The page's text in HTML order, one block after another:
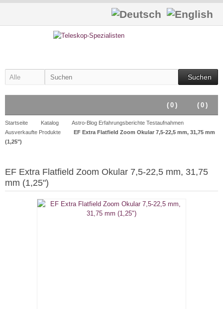
Suchen
( 0 )
( 0 )
Startseite Katalog
Astro-Blog Erfahrungsberichte Testaufnahmen
Ausverkaufte Produkte
EF Extra Flatfield Zoom Okular 7,5-22,5 mm, 31,75 mm
(1,25")
EF Extra Flatfield Zoom Okular 7,5-22,5 mm, 31,75
mm (1,25")